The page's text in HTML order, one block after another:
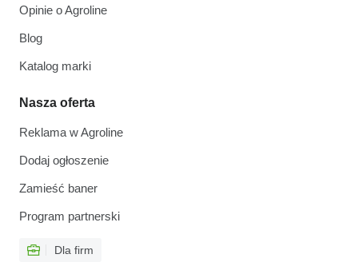
Opinie o Agroline
Blog
Katalog marki
Nasza oferta
Reklama w Agroline
Dodaj ogłoszenie
Zamieść baner
Program partnerski
Dla firm